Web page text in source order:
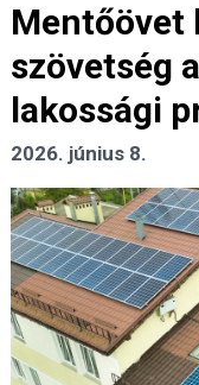
Mentőövet
szövetség
lakossági
2026. június 8.